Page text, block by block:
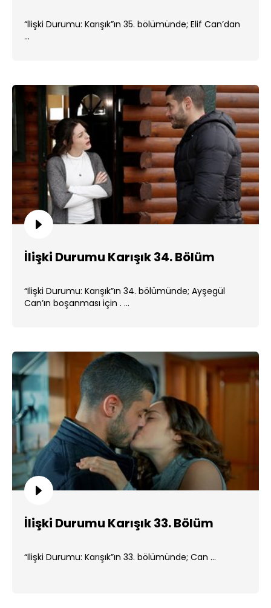
“İlişki Durumu: Karışık”ın 35. bölümünde; Elif Can’dan
...
İlişki Durumu Karışık 34. Bölüm
“İlişki Durumu: Karışık”ın 34. bölümünde; Ayşegül
Can’ın boşanması için . ...
İlişki Durumu Karışık 33. Bölüm
“İlişki Durumu: Karışık”ın 33. bölümünde; Can ...